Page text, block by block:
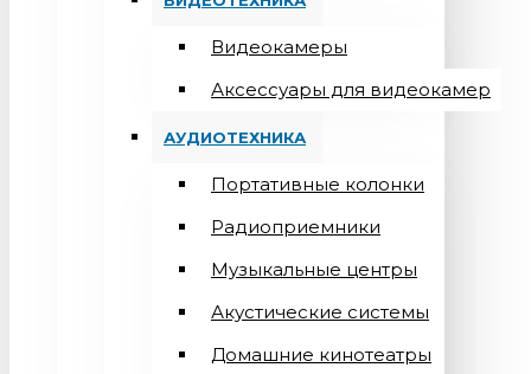
Видеокамеры
Аксессуары для видеокамер
АУДИОТЕХНИКА
Портативные колонки
Радиоприемники
Музыкальные центры
Акустические системы
Домашние кинотеатры